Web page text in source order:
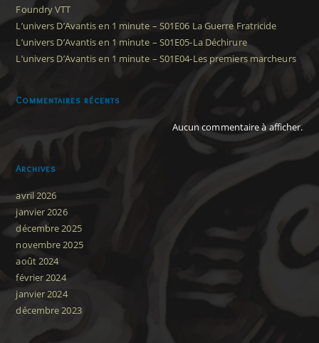
Foundry VTT
L’univers D’Avantis en 1 minute – S01E06 La Guerre Fratricide
L’univers D’Avantis en 1 minute – S01E05-La Déchirure
L’univers D’Avantis en 1 minute – S01E04-Les premiers marcheurs
Commentaires récents
Aucun commentaire à afficher.
Archives
avril 2026
janvier 2026
décembre 2025
novembre 2025
août 2024
février 2024
janvier 2024
décembre 2023